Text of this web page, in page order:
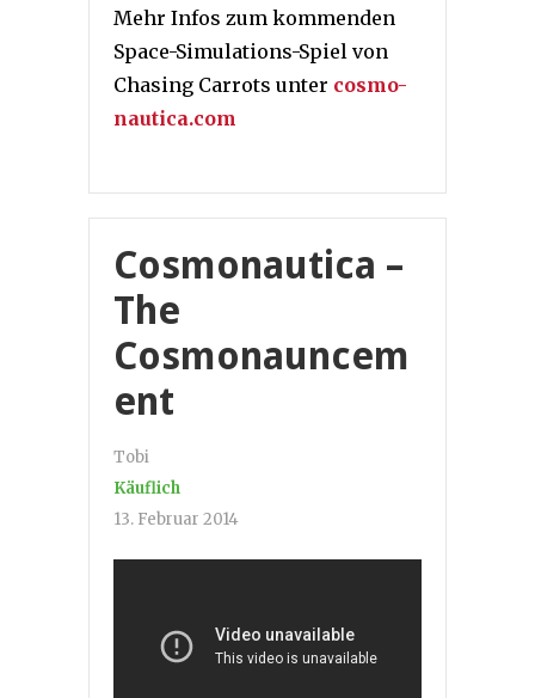
Mehr Infos zum kommenden
Space-Simulations-Spiel von
Chasing Carrots unter cosmo-
nautica.com
Cosmonautica –
The
Cosmonauncem
ent
Tobi
Käuflich
13. Februar 2014